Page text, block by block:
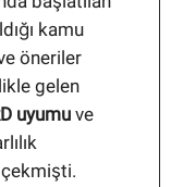
kamu
öneriler
gelen
uyumuve